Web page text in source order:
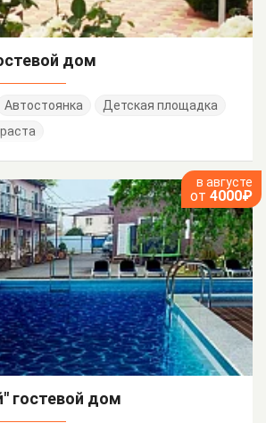
дом
Автостоянка
Детская площадка
в августе
от 4000₽
гостевой дом